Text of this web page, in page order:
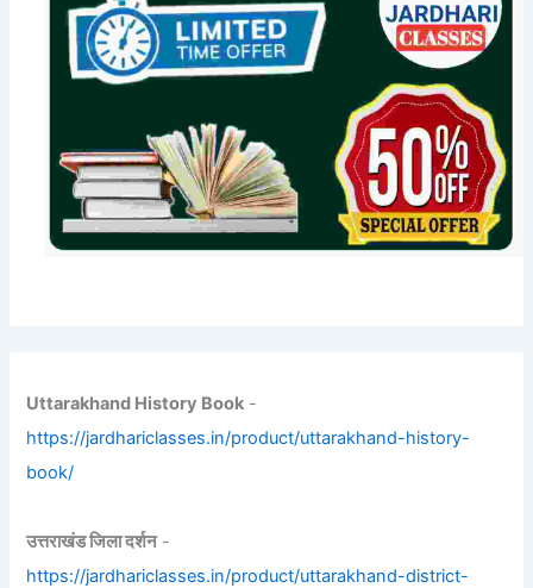
Uttarakhand History Book -
https://jardhariclasses.in/product/uttarakhand-history-
book/
उत्तराखंड जिला दर्शन-
https://jardhariclasses.in/product/uttarakhand-district-